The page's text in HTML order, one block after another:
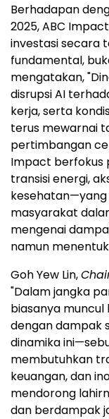
Berhadapan
2025, ABC
investasi secara
fundamental,
mengatakan,
disrupsi AI
kerja, serta
terus mewarnai
pertimbangan
Impact berfokus
transisi energi,
masyarakat
mengenai
namun
Goh Yew Lin,
"Dalam jangka
biasanya muncul
dengan dampak
dinamika
membutuhkan
keuangan, dan
mendorong
dan berdampak